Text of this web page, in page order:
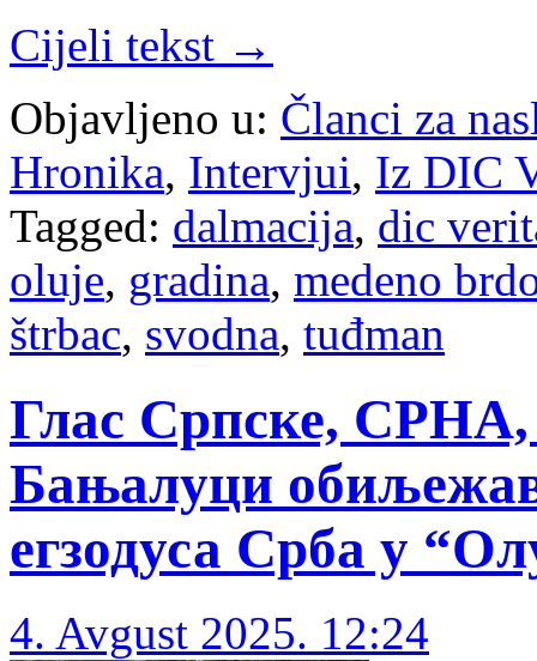
Cijeli tekst →
Objavljeno u: Članci za
Hronika, Intervjui, Iz DIC
Tagged: dalmacija, dic
oluje, gradina, medeno
štrbac, svodna, tuđman
Глас Српске, СРНА,
Бањалуци
егзодуса Срба у
4. Avgust 2025. 12:24